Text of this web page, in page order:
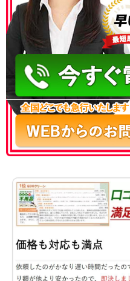
050-